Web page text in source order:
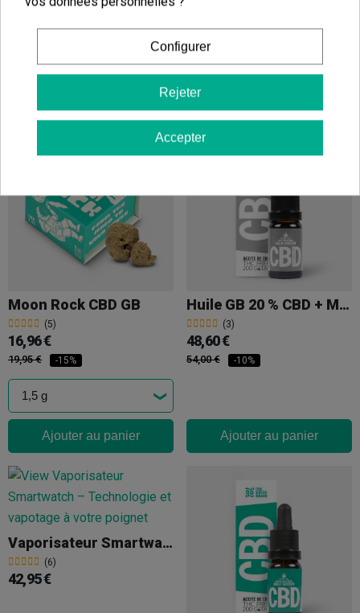
Moon Rock CBD GB
(5)
16,96 €
19,95 € -15%
Ajouter au panier
Huile GB 20 % CBD + Mélatonine
(3)
48,60 €
54,00 € -10%
Ajouter au panier
Vaporisateur Smartwatch
(6)
42,95 €
Configurer
Rejeter
Accepter